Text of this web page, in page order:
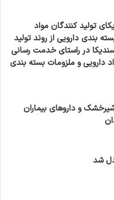
به‌موقع صورتحساب
تاخير، ممكن است
خدمت‌درماني
بيمه‌گر شود به اين
يا از پذيرش بيمه
پايه متوسل شوند
كاهش رضايتمندي
بنابراين، سطح
مي‌شود كه در اين
تولید کنندگان مواد
بندی دارویی از روند تولید
سندیکا در راستای خدمت رسانی
دارویی و ملزومات بسته بندی
شیرخشک و داروهای بیماران
شد